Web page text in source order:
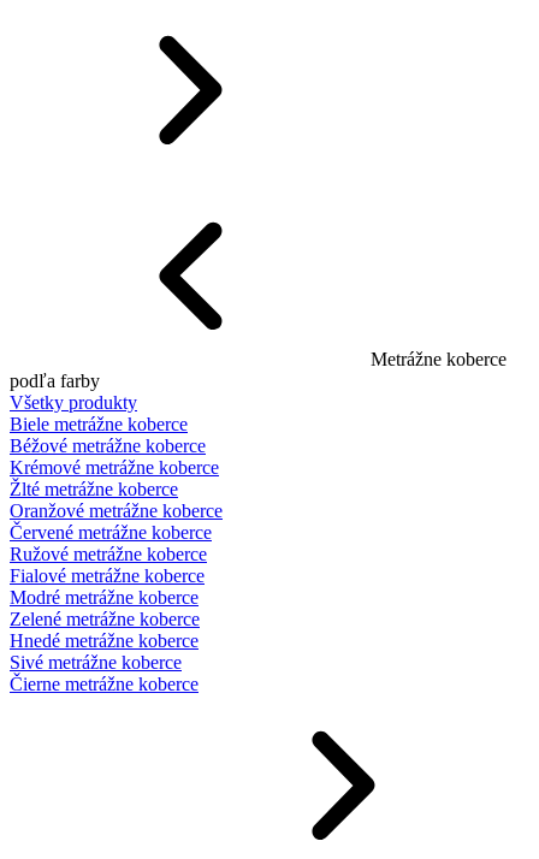
Metrážne koberce
podľa farby
Všetky produkty
Biele metrážne koberce
Béžové metrážne koberce
Krémové metrážne koberce
Žlté metrážne koberce
Oranžové metrážne koberce
Červené metrážne koberce
Ružové metrážne koberce
Fialové metrážne koberce
Modré metrážne koberce
Zelené metrážne koberce
Hnedé metrážne koberce
Sivé metrážne koberce
Čierne metrážne koberce